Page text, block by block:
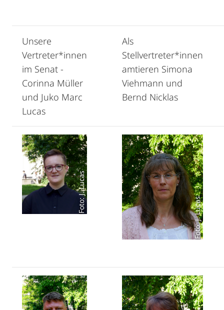
Unsere
Vertreter*innen
im Senat -
Corinna Müller
und Juko Marc
Lucas
Als
Stellvertreter*innen
amtieren Simona
Viehmann und
Bernd Nicklas
Foto: J. Lucas
Foto: J. Lucas